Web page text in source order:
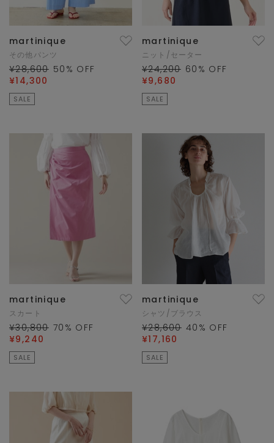
martinique
その他パンツ
¥28,600 50 % OFF
¥14,300
SALE
martinique
ニット/セーター
¥24,200 60 % OFF
¥9,680
SALE
martinique
スカート
¥30,800 70 % OFF
¥9,240
SALE
martinique
シャツ/ブラウス
¥28,600 40 % OFF
¥17,160
SALE